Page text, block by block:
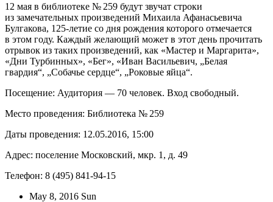
12 мая в библиотеке № 259 будут звучат строки
из замечательных произведений Михаила Афанасьевича
Булгакова, 125-летие со дня рождения которого отмечается
в этом году. Каждый желающий может в этот день прочитать
отрывок из таких произведений, как «Мастер и Маргарита»,
«Дни Турбинных», «Бег», «Иван Васильевич, „Белая
гвардия“, „Собачье сердце“, „Роковые яйца“.
Посещение: Аудитория — 70 человек. Вход свободный.
Место проведения: Библиотека № 259
Даты проведения: 12.05.2016, 15:00
Адрес: поселение Московский, мкр. 1, д. 49
Телефон: 8 (495) 841-94-15
May 8, 2016 Sun